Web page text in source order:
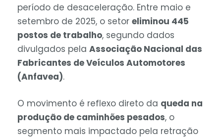
período de desaceleração. Entre maio e
setembro de 2025, o setor eliminou 445
postos de trabalho, segundo dados
divulgados pela Associação Nacional das
Fabricantes de Veículos Automotores
(Anfavea).
O movimento é reflexo direto da queda na
produção de caminhões pesados, o
segmento mais impactado pela retração